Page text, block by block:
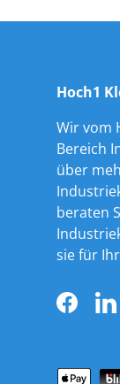
Hoch1
Wir vom
Bereich
über
beraten
sie für
Facebook